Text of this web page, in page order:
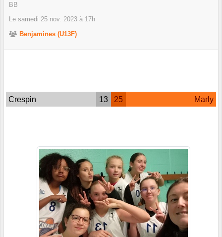
BB
Le samedi 25 nov. 2023 à 17h
Benjamines (U13F)
Crespin 13 25 Marly